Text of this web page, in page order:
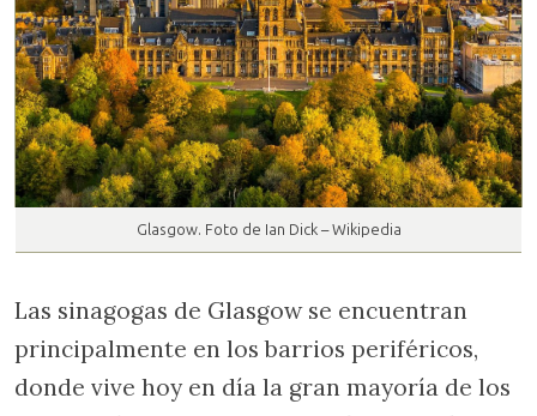
Glasgow. Foto de Ian Dick – Wikipedia
Las sinagogas de Glasgow se encuentran
principalmente en los barrios periféricos,
donde vive hoy en día la gran mayoría de los